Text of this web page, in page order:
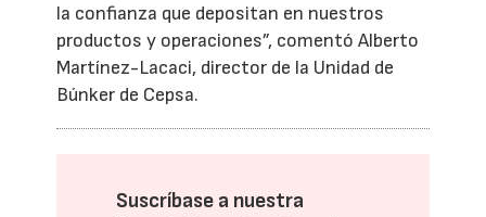
la confianza que depositan en nuestros
productos y operaciones”, comentó Alberto
Martínez-Lacaci, director de la Unidad de
Búnker de Cepsa.
Suscríbase a nuestra